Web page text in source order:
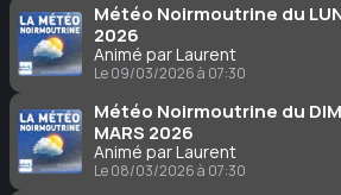
Météo Noirmoutrine du
2026
Animé par Laurent
Le 09/03/2026 à 07:30
Météo Noirmoutrine du
MARS 2026
Animé par Laurent
Le 08/03/2026 à 07:30